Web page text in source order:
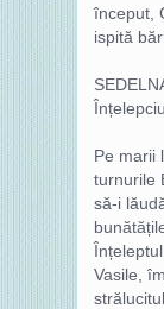
început,
ispită
Pe marii
turnurile
să-i
Vasile,